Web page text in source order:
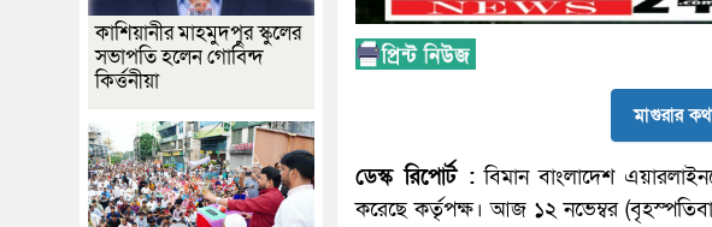
মাগুরার
ডেস্ক রিপোর্ট : বিমান বাংলাদেশ
করেছে কর্তৃপক্ষ। আজ ১২ নভেম্বর
কাশিয়ানীর মাহমুদপুর স্কুলের
সভাপতি হলেন গোবিন্দ
কির্ত্তনীয়া